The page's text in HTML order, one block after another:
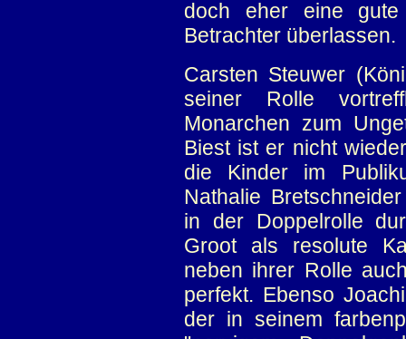
doch eher eine
Betrachter überlassen.
Carsten Steuwer
seiner Rolle
Monarchen zum
Biest ist er nicht
die Kinder im
Nathalie
in der Doppelrolle
Groot als resolute
neben ihrer Rolle
perfekt. Ebenso
der in seinem